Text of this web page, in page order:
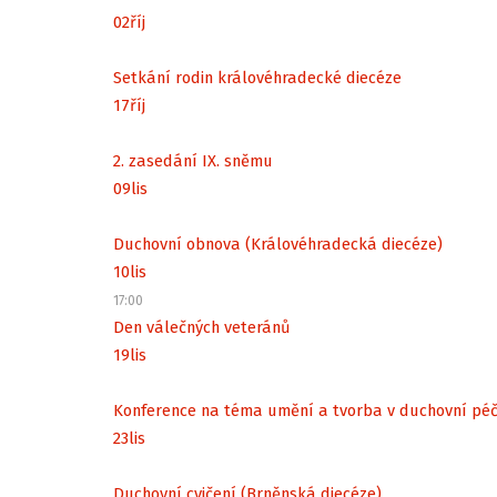
02říj
Setkání rodin královéhradecké diecéze
17říj
2. zasedání IX. sněmu
09lis
Duchovní obnova (Královéhradecká diecéze)
10lis
17:00
Den válečných veteránů
19lis
Konference na téma umění a tvorba v duchovní
23lis